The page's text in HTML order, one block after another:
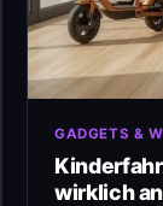
GADGETS &
wirklich